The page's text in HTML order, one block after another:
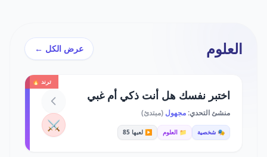
العلوم عرض الكل ←
ترند 🔥
اختبر نفسك هل أنت ذكي أم غبي
منشئ التحدي:مجهول (مبتدئ)
🎭 شخصية 📁 العلوم ▶️ لعبها 85 ⚔️